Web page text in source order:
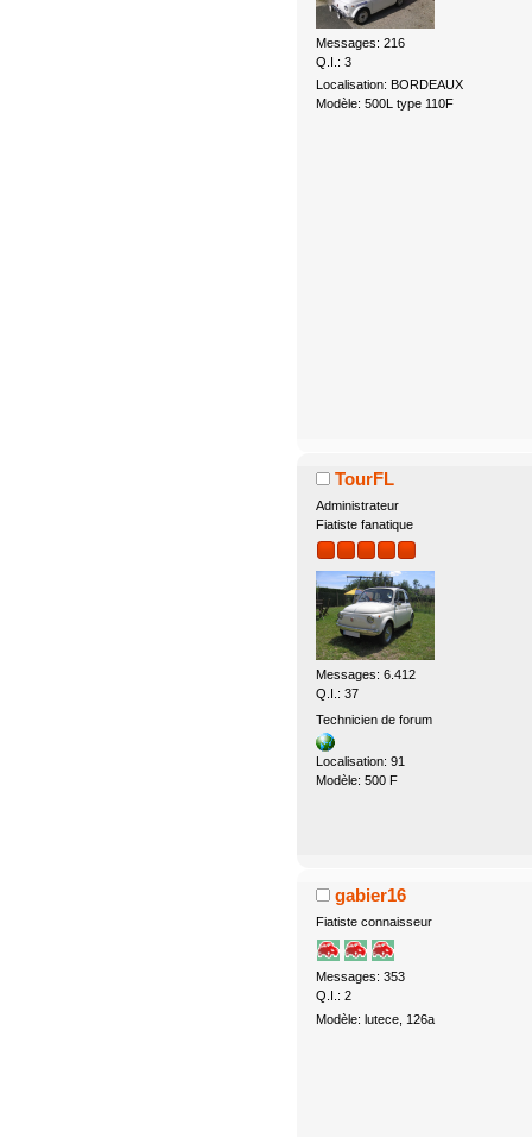
Messages: 216
Q.I.: 3
Localisation: BORDEAUX
Modèle: 500L type 110F
TourFL
Administrateur
Fiatiste fanatique
Messages: 6.412
Q.I.: 37
Technicien de forum
Localisation: 91
Modèle: 500 F
gabier16
Fiatiste connaisseur
Messages: 353
Q.I.: 2
Modèle: lutece, 126a